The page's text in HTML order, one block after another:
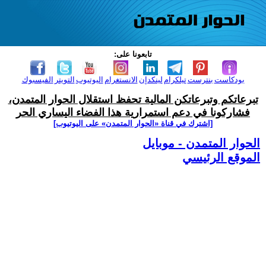
تابعونا على:
الفيسبوك التويتر اليوتيوب الانستغرام لينكدإن تيلكرامبنترست بودكاست
تبرعاتكم وتبرعاتكن المالية تحفظ استقلال الحوار المتمدن،
فشاركونا في دعم استمرارية هذا الفضاء اليساري الحر
[اشترك في قناة ‫«الحوار المتمدن» على اليوتيوب]
الحوار المتمدن - موبايل
الموقع الرئيسي